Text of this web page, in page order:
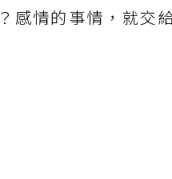
？感情的事情，就交